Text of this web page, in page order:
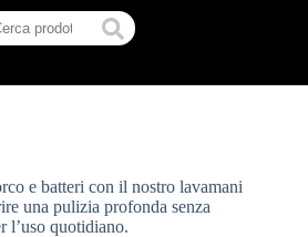
e batteri con il nostro lavamani
una pulizia profonda senza
l’uso quotidiano.